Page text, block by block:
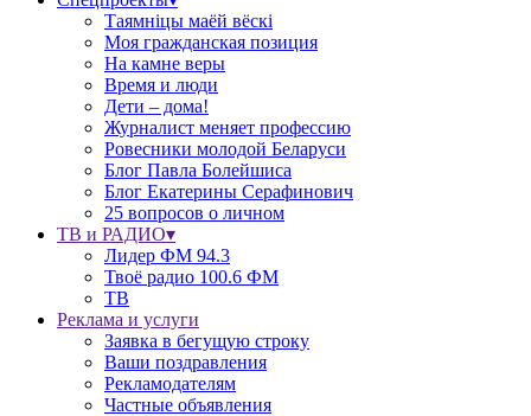
Таямніцы маёй вёскі
Моя гражданская позиция
На камне веры
Время и люди
Дети – дома!
Журналист меняет профессию
Ровесники молодой Беларуси
Блог Павла Болейшиса
Блог Екатерины Серафинович
25 вопросов о личном
ТВ и РАДИО▾
Лидер ФМ 94.3
Твоё радио 100.6 ФМ
ТВ
Реклама и услуги
Заявка в бегущую строку
Ваши поздравления
Рекламодателям
Частные объявления